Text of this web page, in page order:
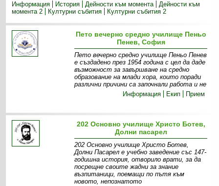
Информация
История Дейности към момента
Дейности към
момента 2
Културни събития Културни събития 2
Пето вечерно средно училище Пеньо
Пенев, София
Пето вечерно средно училище Пеньо Пенев
е създадено през 1954 година с цел да даде
възможност за завършване на средно
образование на млади хора, които поради
различни причини са започнали работа и не
Информация
Екип Прием
202 Основно училище Христо Ботев,
Долни пасарел
202 Основно училище Христо Ботев,
Долни Пасарел е учебно заведение със 147-
годишна история, отворило врати, за да
посрещне своите жадни за знание
възпитаници, поемащи по пътя към
новото, непознатото